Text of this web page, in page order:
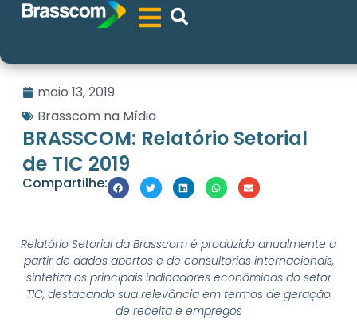
maio 13, 2019
Brasscom na Mídia
BRASSCOM: Relatório Setorial
de TIC 2019
Compartilhe:
Relatório Setorial da Brasscom é produzido anualmente a
partir de dados abertos e de consultorias internacionais,
sintetiza os principais indicadores econômicos do setor
TIC, destacando sua relevância em termos de geração
de receita e empregos